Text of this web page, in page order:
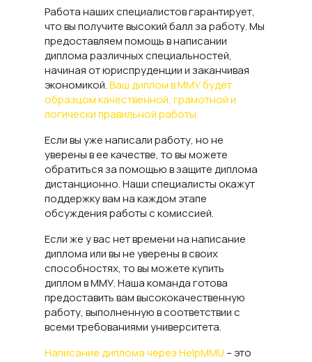
Работа наших специалистов гарантирует,
что вы получите высокий балл за работу. Мы
предоставляем помощь в написании
диплома различных специальностей,
начиная от юриспруденции и заканчивая
экономикой.Ваш диплом в ММУ будет
образцом качественной, грамотной и
логически правильной работы.
Если вы уже написали работу, но не
уверены в ее качестве, то вы можете
обратиться за помощью в защите диплома
дистанционно. Наши специалисты окажут
поддержку вам на каждом этапе
обсуждения работы с комиссией.
Если же у вас нет времени на написание
диплома или вы не уверены в своих
способностях, то вы можете купить
диплом в ММУ. Наша команда готова
предоставить вам высококачественную
работу, выполненную в соответствии с
всеми требованиями университета.
Написание диплома черезHelpMMU – это